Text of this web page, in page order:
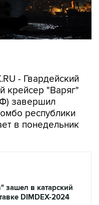
- Гвардейский
крейсер "Варяг"
завершил
республики
в понедельник
в катарский
DIMDEX-2024